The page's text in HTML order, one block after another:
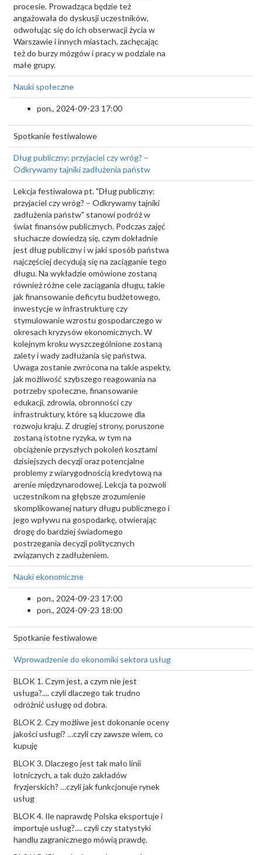
procesie. Prowadząca będzie też
angażowała do dyskusji uczestników,
odwołując się do ich obserwacji życia w
Warszawie i innych miastach, zachęcając
też do burzy mózgów i pracy w podziale na
małe grupy.
Nauki społeczne
pon., 2024-09-23 17:00
Spotkanie festiwalowe
Dług publiczny: przyjaciel czy wróg? –
Odkrywamy tajniki zadłużenia państw
Lekcja festiwalowa pt. "Dług publiczny:
przyjaciel czy wróg? – Odkrywamy tajniki
zadłużenia państw" stanowi podróż w
świat finansów publicznych. Podczas zajęć
słuchacze dowiedzą się, czym dokładnie
jest dług publiczny i w jaki sposób państwa
najczęściej decydują się na zaciąganie tego
długu. Na wykładzie omówione zostaną
również różne cele zaciągania długu, takie
jak finansowanie deficytu budżetowego,
inwestycje w infrastrukturę czy
stymulowanie wzrostu gospodarczego w
okresach kryzysów ekonomicznych. W
kolejnym kroku wyszczególnione zostaną
zalety i wady zadłużania się państwa.
Uwaga zostanie zwrócona na takie aspekty,
jak możliwość szybszego reagowania na
potrzeby społeczne, finansowanie
edukacji, zdrowia, obronności czy
infrastruktury, które są kluczowe dla
rozwoju kraju. Z drugiej strony, poruszone
zostaną istotne ryzyka, w tym na
obciążenie przyszłych pokoleń kosztami
dzisiejszych decyzji oraz potencjalne
problemy z wiarygodnością kredytową na
arenie międzynarodowej. Lekcja ta pozwoli
uczestnikom na głębsze zrozumienie
skomplikowanej natury długu publicznego i
jego wpływu na gospodarkę, otwierając
drogę do bardziej świadomego
postrzegania decyzji politycznych
związanych z zadłużeniem.
Nauki ekonomiczne
pon., 2024-09-23 17:00
pon., 2024-09-23 18:00
Spotkanie festiwalowe
Wprowadzenie do ekonomiki sektora usług
BLOK 1. Czym jest, a czym nie jest
usługa?.... czyli dlaczego tak trudno
odróżnić usługę od dobra.
BLOK 2. Czy możliwe jest dokonanie oceny
jakości usługi? …czyli czy zawsze wiem, co
kupuję
BLOK 3. Dlaczego jest tak mało linii
lotniczych, a tak dużo zakładów
fryzjerskich? …czyli jak funkcjonuje rynek
usług
BLOK 4. Ile naprawdę Polska eksportuje i
importuje usług?.... czyli czy statystyki
handlu zagranicznego mówią prawdę.